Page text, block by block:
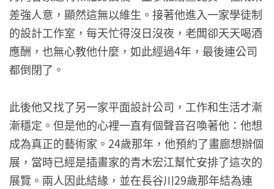
差強人意，顯然這無以維生。接著他進入一家學徒制
的設計工作室，每天忙得沒日沒夜，老闆卻天天喝酒
應酬，也無心教他什麼，如此經過4年，最後連公司
都倒閉了。
此後他又找了另一家平面設計公司，工作和生活才漸
漸穩定。但是他的心裡一直有個聲音召喚著他：他想
成為真正的藝術家。24歲那年，他預約了畫廊想辦個
展，當時已經是插畫家的青木宏江幫忙安排了這次的
展覽。兩人因此結緣，並在長谷川29歲那年結為連